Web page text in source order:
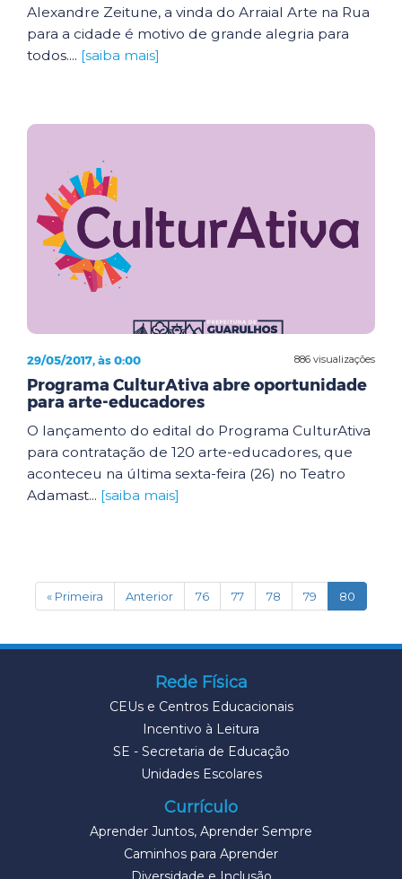
Alexandre Zeitune, a vinda do Arraial Arte na Rua
para a cidade é motivo de grande alegria para
todos.... [saiba mais]
886 visualizações
29/05/2017, às 0:00
Programa CulturAtiva abre oportunidade
para arte-educadores
O lançamento do edital do Programa CulturAtiva
para contratação de 120 arte-educadores, que
aconteceu na última sexta-feira (26) no Teatro
Adamast... [saiba mais]
« Primeira Anterior 76 77 78 79 80
Rede Física
CEUs e Centros Educacionais
Incentivo à Leitura
SE - Secretaria de Educação
Unidades Escolares
Currículo
Aprender Juntos, Aprender Sempre
Caminhos para Aprender